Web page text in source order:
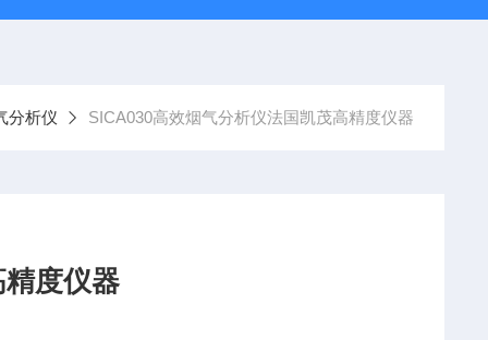
分析仪 SICA030高效烟气分析仪法国凯茂高精度仪器
度仪器